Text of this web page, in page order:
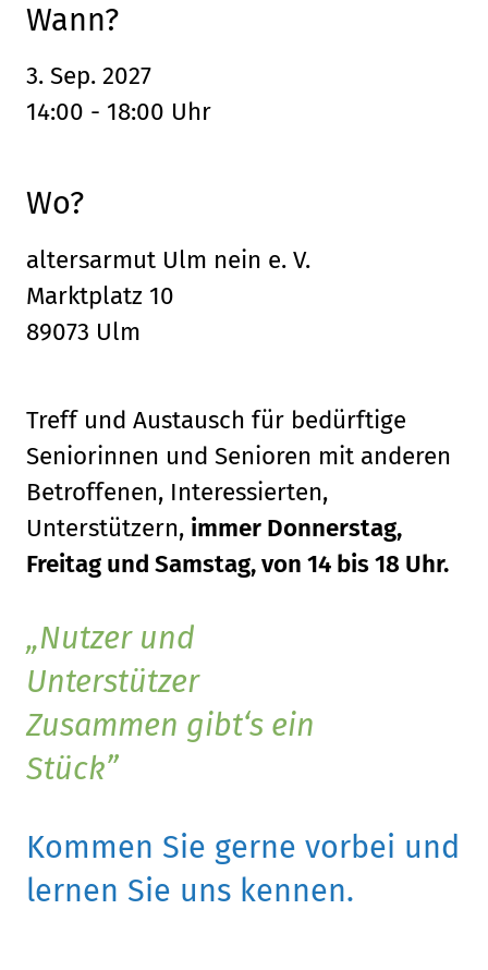
Wann?
3. Sep. 2027
14:00 - 18:00 Uhr
Wo?
altersarmut Ulm nein e. V.
Marktplatz 10
89073 Ulm
Treff und Austausch für bedürftige
Seniorinnen und Senioren mit anderen
Betroffenen, Interessierten,
Unterstützern, immer Donnerstag,
Freitag und Samstag, von 14 bis 18 Uhr.
Nutzer und
Unterstützer
Zusammen gibt‘s ein
Stück
Kommen Sie gerne vorbei und
lernen Sie uns kennen.